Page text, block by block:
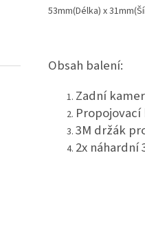
53mm(Délka) x
Obsah balení:
Zadní
3M držák
2x náhardní